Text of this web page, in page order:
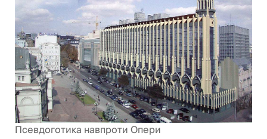
Псевдоготика навпроти Опери